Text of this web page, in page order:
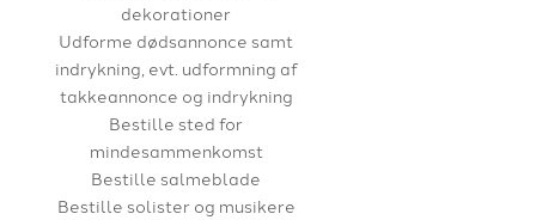
dekorationer
Udforme dødsannonce samt
indrykning, evt. udformning af
takkeannonce og indrykning
Bestille sted for
mindesammenkomst
Bestille salmeblade
Bestille solister og musikere